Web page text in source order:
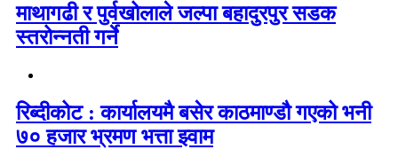
माथागढी र पुर्वखोलाले जल्पा बहादुरपुर सडक
स्तरोन्नती गर्ने
रिब्दीकोट : कार्यालयमै बसेर काठमाण्डौ गएको भनी
७० हजार भ्रमण भत्ता झ्वाम